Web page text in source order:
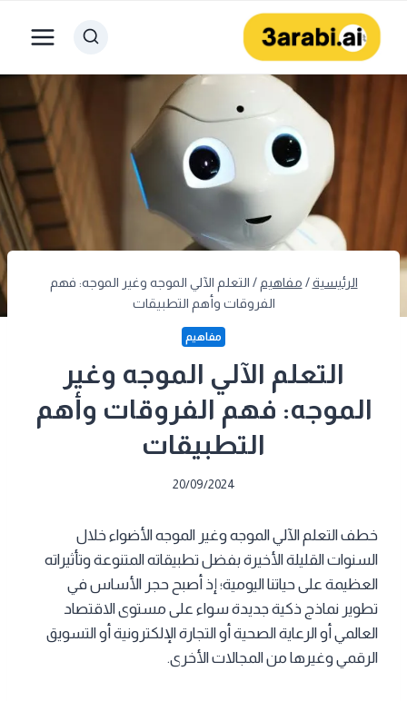
المحتوى
الرئيسية / مفاهيم / التعلم الآلي الموجه وغير الموجه: فهم
الفروقات وأهم التطبيقات
مفاهيم
التعلم الآلي الموجه وغير
الموجه: فهم الفروقات وأهم
التطبيقات
20/09/2024
خطف التعلم الآلي الموجه وغير الموجه الأضواء خلال
السنوات القليلة الأخيرة بفضل تطبيقاته المتنوعة وتأثيراته
العظيمة على حياتنا اليومية؛ إذ أصبح حجر الأساس في
تطوير نماذج ذكية جديدة سواء على مستوى الاقتصاد
العالمي أو الرعاية الصحية أو التجارة الإلكترونية أو التسويق
الرقمي وغيرها من المجالات الأخرى.